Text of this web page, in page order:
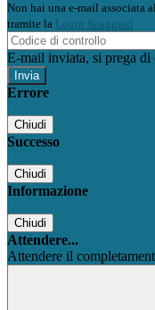
Non hai una e-mail associata
tramite la Login Spaggiari
E-mail inviata, si prega di
Errore
Chiudi
Successo
Chiudi
Informazione
Chiudi
Attendere...
Attendere il